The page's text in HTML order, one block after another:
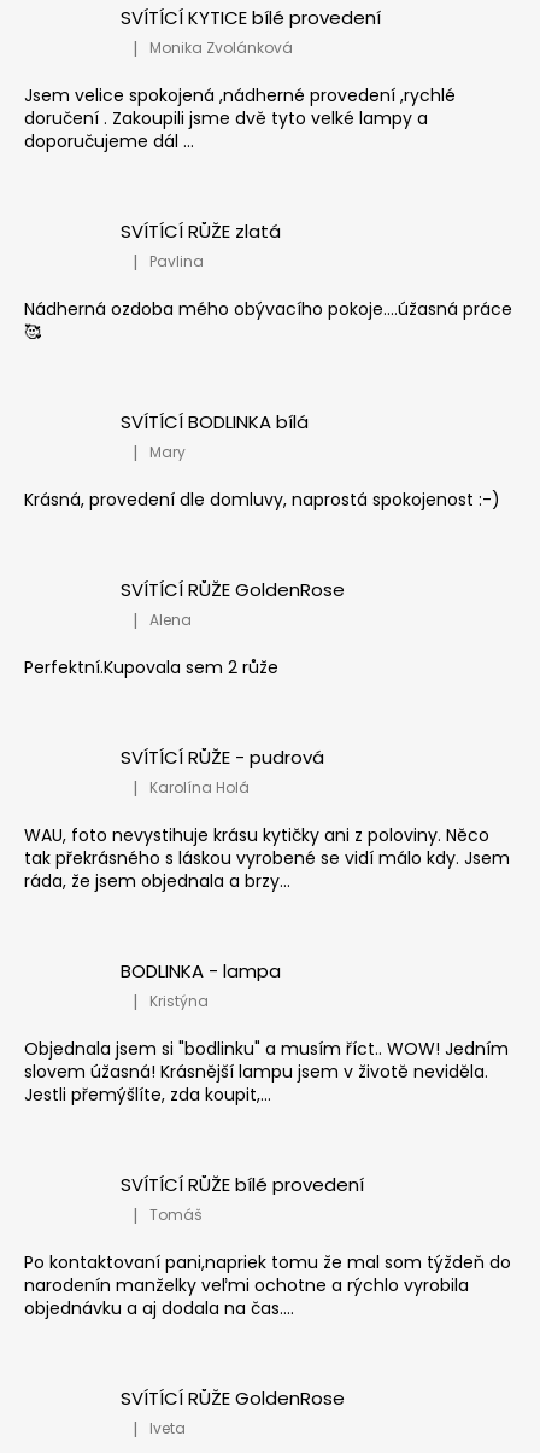
SVÍTÍCÍ KYTICE bílé provedení
Hodnocení produktu je 5 z 5 hvězdiček.
| Monika Zvolánková
Jsem velice spokojená ,nádherné provedení ,rychlé
doručení . Zakoupili jsme dvě tyto velké lampy a
doporučujeme dál ...
SVÍTÍCÍ RŮŽE zlatá
Hodnocení produktu je 5 z 5 hvězdiček.
| Pavlina
Nádherná ozdoba mého obývacího pokoje....úžasná práce
🥰
SVÍTÍCÍ BODLINKA bílá
Hodnocení produktu je 5 z 5 hvězdiček.
| Mary
Krásná, provedení dle domluvy, naprostá spokojenost :-)
SVÍTÍCÍ RŮŽE GoldenRose
Hodnocení produktu je 5 z 5 hvězdiček.
| Alena
Perfektní.Kupovala sem 2 růže
SVÍTÍCÍ RŮŽE - pudrová
Hodnocení produktu je 5 z 5 hvězdiček.
| Karolína Holá
WAU, foto nevystihuje krásu kytičky ani z poloviny. Něco
tak překrásného s láskou vyrobené se vidí málo kdy. Jsem
ráda, že jsem objednala a brzy...
BODLINKA - lampa
Hodnocení produktu je 5 z 5 hvězdiček.
| Kristýna
Objednala jsem si "bodlinku" a musím říct.. WOW! Jedním
slovem úžasná! Krásnější lampu jsem v životě neviděla.
Jestli přemýšlíte, zda koupit,...
SVÍTÍCÍ RŮŽE bílé provedení
Hodnocení produktu je 5 z 5 hvězdiček.
| Tomáš
Po kontaktovaní pani,napriek tomu že mal som týždeň do
narodenín manželky veľmi ochotne a rýchlo vyrobila
objednávku a aj dodala na čas....
SVÍTÍCÍ RŮŽE GoldenRose
Hodnocení produktu je 5 z 5 hvězdiček.
| Iveta